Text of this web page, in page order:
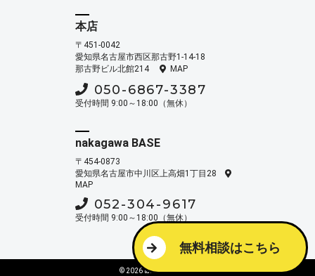
本店
〒451-0042
愛知県名古屋市西区那古野1-14-18
那古野ビル北館214
MAP
050-6867-3387
受付時間 9:00～18:00（無休）
nakagawa BASE
〒454-0873
愛知県名古屋市中川区上高畑1丁目28
MAP
052-304-9617
受付時間 9:00～18:00（無休）
© 2026 takumi table Ink.
無料相談はこちら